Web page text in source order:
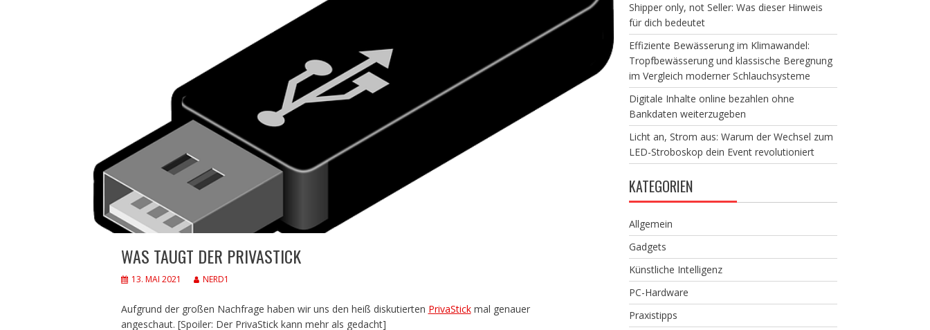
WAS TAUGT DER PRIVASTICK
13. MAI 2021 NERD1
Aufgrund der großen Nachfrage haben wir uns den heiß diskutierten PrivaStickmal genauer
angeschaut. [Spoiler: Der PrivaStick kann mehr als gedacht]
Shipper only, not Seller: Was dieser Hinweis
für dich bedeutet
Effiziente Bewässerung im Klimawandel:
Tropfbewässerung und klassische Beregnung
im Vergleich moderner Schlauchsysteme
Digitale Inhalte online bezahlen ohne
Bankdaten weiterzugeben
Licht an, Strom aus: Warum der Wechsel zum
LED-Stroboskop dein Event revolutioniert
KATEGORIEN
Allgemein
Gadgets
Künstliche Intelligenz
PC-Hardware
Praxistipps